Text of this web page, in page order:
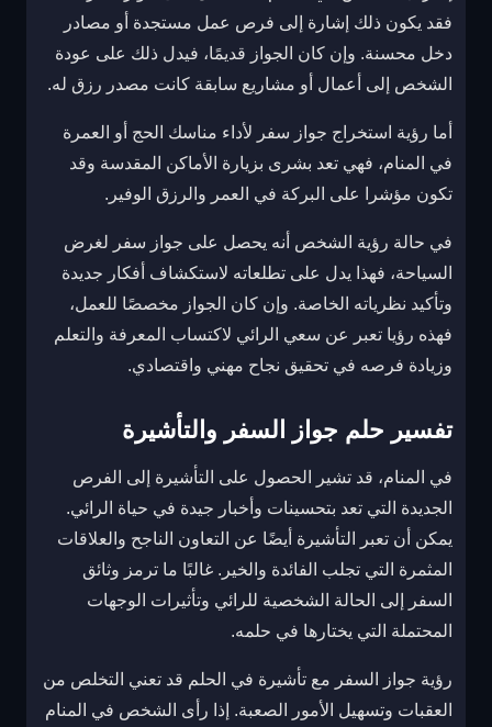
فقد يكون ذلك إشارة إلى فرص عمل مستجدة أو مصادر
دخل محسنة. وإن كان الجواز قديمًا، فيدل ذلك على عودة
الشخص إلى أعمال أو مشاريع سابقة كانت مصدر رزق له.
أما رؤية استخراج جواز سفر لأداء مناسك الحج أو العمرة
في المنام، فهي تعد بشرى بزيارة الأماكن المقدسة وقد
تكون مؤشرا على البركة في العمر والرزق الوفير.
في حالة رؤية الشخص أنه يحصل على جواز سفر لغرض
السياحة، فهذا يدل على تطلعاته لاستكشاف أفكار جديدة
وتأكيد نظرياته الخاصة. وإن كان الجواز مخصصًا للعمل،
فهذه رؤيا تعبر عن سعي الرائي لاكتساب المعرفة والتعلم
وزيادة فرصه في تحقيق نجاح مهني واقتصادي.
تفسير حلم جواز السفر والتأشيرة
في المنام، قد تشير الحصول على التأشيرة إلى الفرص
الجديدة التي تعد بتحسينات وأخبار جيدة في حياة الرائي.
يمكن أن تعبر التأشيرة أيضًا عن التعاون الناجح والعلاقات
المثمرة التي تجلب الفائدة والخير. غالبًا ما ترمز وثائق
السفر إلى الحالة الشخصية للرائي وتأثيرات الوجهات
المحتملة التي يختارها في حلمه.
رؤية جواز السفر مع تأشيرة في الحلم قد تعني التخلص من
العقبات وتسهيل الأمور الصعبة. إذا رأى الشخص في المنام